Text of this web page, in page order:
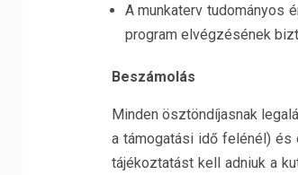
A munkaterv tudományos
program elvégzésének
Beszámolás
Minden ösztöndíjasnak
a támogatási idő felénél)
tájékoztatást kell adniuk a